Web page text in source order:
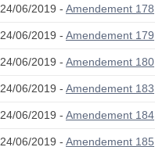
24/06/2019 - Amendement 178
24/06/2019 - Amendement 179
24/06/2019 - Amendement 180
24/06/2019 - Amendement 183
24/06/2019 - Amendement 184
24/06/2019 - Amendement 185